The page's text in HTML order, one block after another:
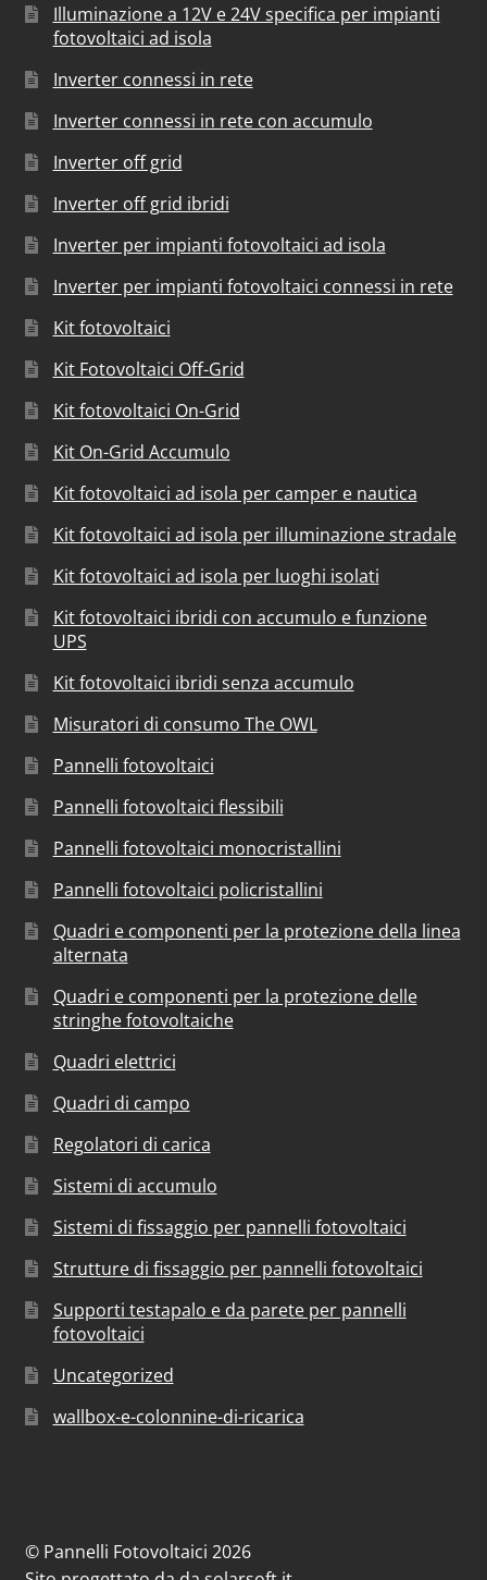
Illuminazione a 12V e 24V specifica per impianti
fotovoltaici ad isola
Inverter connessi in rete
Inverter connessi in rete con accumulo
Inverter off grid
Inverter off grid ibridi
Inverter per impianti fotovoltaici ad isola
Inverter per impianti fotovoltaici connessi in rete
Kit fotovoltaici
Kit Fotovoltaici Off-Grid
Kit fotovoltaici On-Grid
Kit On-Grid Accumulo
Kit fotovoltaici ad isola per camper e nautica
Kit fotovoltaici ad isola per illuminazione stradale
Kit fotovoltaici ad isola per luoghi isolati
Kit fotovoltaici ibridi con accumulo e funzione
UPS
Kit fotovoltaici ibridi senza accumulo
Misuratori di consumo The OWL
Pannelli fotovoltaici
Pannelli fotovoltaici flessibili
Pannelli fotovoltaici monocristallini
Pannelli fotovoltaici policristallini
Quadri e componenti per la protezione della linea
alternata
Quadri e componenti per la protezione delle
stringhe fotovoltaiche
Quadri elettrici
Quadri di campo
Regolatori di carica
Sistemi di accumulo
Sistemi di fissaggio per pannelli fotovoltaici
Strutture di fissaggio per pannelli fotovoltaici
Supporti testapalo e da parete per pannelli
fotovoltaici
Uncategorized
wallbox-e-colonnine-di-ricarica
© Pannelli Fotovoltaici 2026